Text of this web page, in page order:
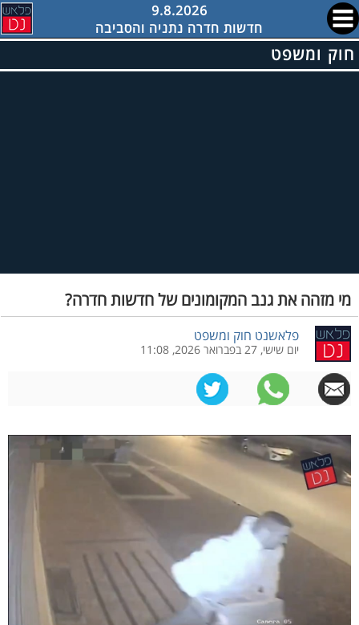
9.8.2026
חדשות חדרה נתניה והסביבה
חוק ומשפט
מי מזהה את גנב המקומונים של חדשות חדרה?
פלאשנט חוק ומשפט
יום שישי, 27 בפברואר 2026, 11:08